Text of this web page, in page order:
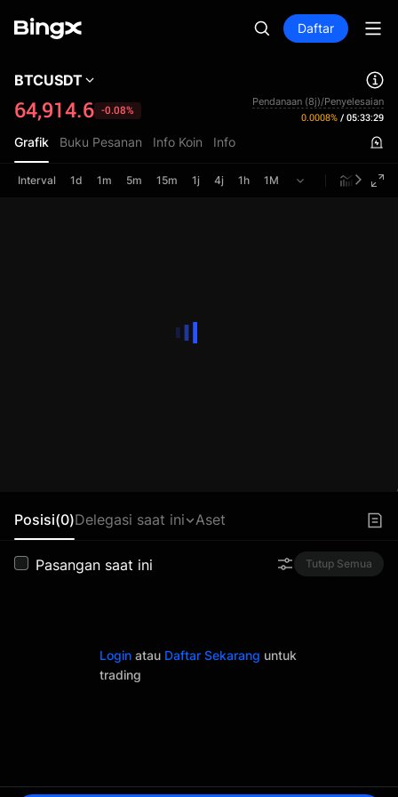
Daftar
BTCUSDT
64,914.6 -0.08%
Pendanaan (8j)/Penyelesaian
0.0008% / 05:33:29
Grafik Buku Pesanan Info Koin Info
Interval 1d 1m 5m 15m 1j 4j 1h 1M
Posisi(0)Delegasi saat ini Aset
Pasangan saat ini Tutup Semua
Login atau Daftar Sekarang untuk
trading